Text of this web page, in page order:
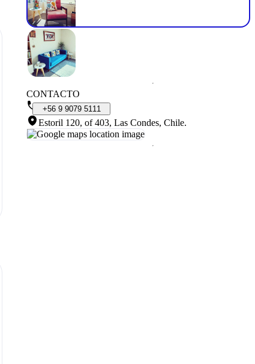
CONTACTO
+56 9 9079 5111
Estoril 120, of 403, Las Condes, Chile.